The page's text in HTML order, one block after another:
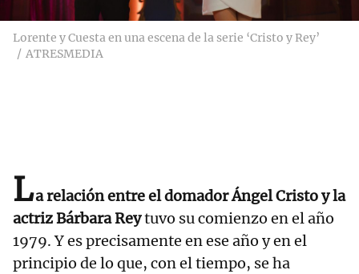
Lorente y Cuesta en una escena de la serie ‘Cristo y Rey’
ATRESMEDIA
La relación entre el domador Ángel Cristo y la
actriz Bárbara Reytuvo su comienzo en el año
1979. Y es precisamente en ese año y en el
principio de lo que, con el tiempo, se ha